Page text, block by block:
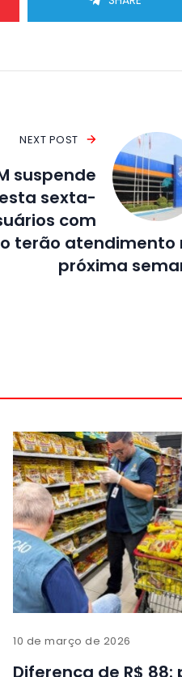
NEXT POST
suspende
sexta-
com
terão atendimento
próxima
10 de março de 2026
Diferença de R$ 88: